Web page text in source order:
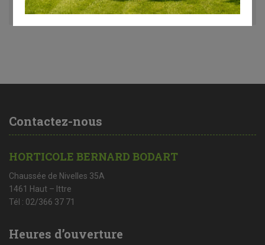
Avis (0)
Contactez-nous
HORTICOLE BERNARD BODART
Chaussée de Nivelles 35A
1461 Haut – Ittre
Tél : 02/366 37 71
Heures d’ouverture